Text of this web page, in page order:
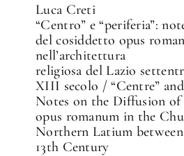
Luca Creti
“Centro” e “periferia”:
del cosiddetto opus
nell’architettura
religiosa del Lazio
XIII secolo / “Centre”
Notes on the Diffusion of
opus romanum in the
Northern Latium
13th Century